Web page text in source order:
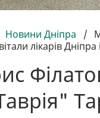
Новини Дніпра /
лікарів